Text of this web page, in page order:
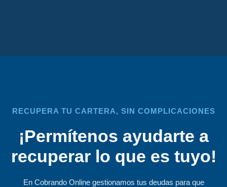
RECUPERA TU CARTERA, SIN COMPLICACIONES
¡Permítenos ayudarte a
recuperar lo que es tuyo!
En Cobrando Online gestionamos tus deudas para que